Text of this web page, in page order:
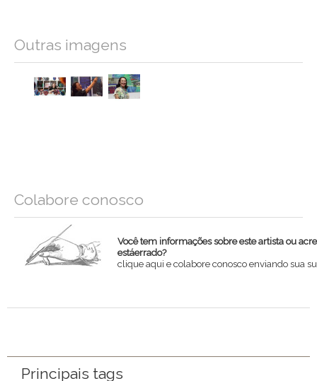
Outras imagens
Colabore conosco
Você tem informações sobre este artista ou
estáerrado?
clique aqui e colabore conosco enviando sua
Nome
Mensagem
Principais tags